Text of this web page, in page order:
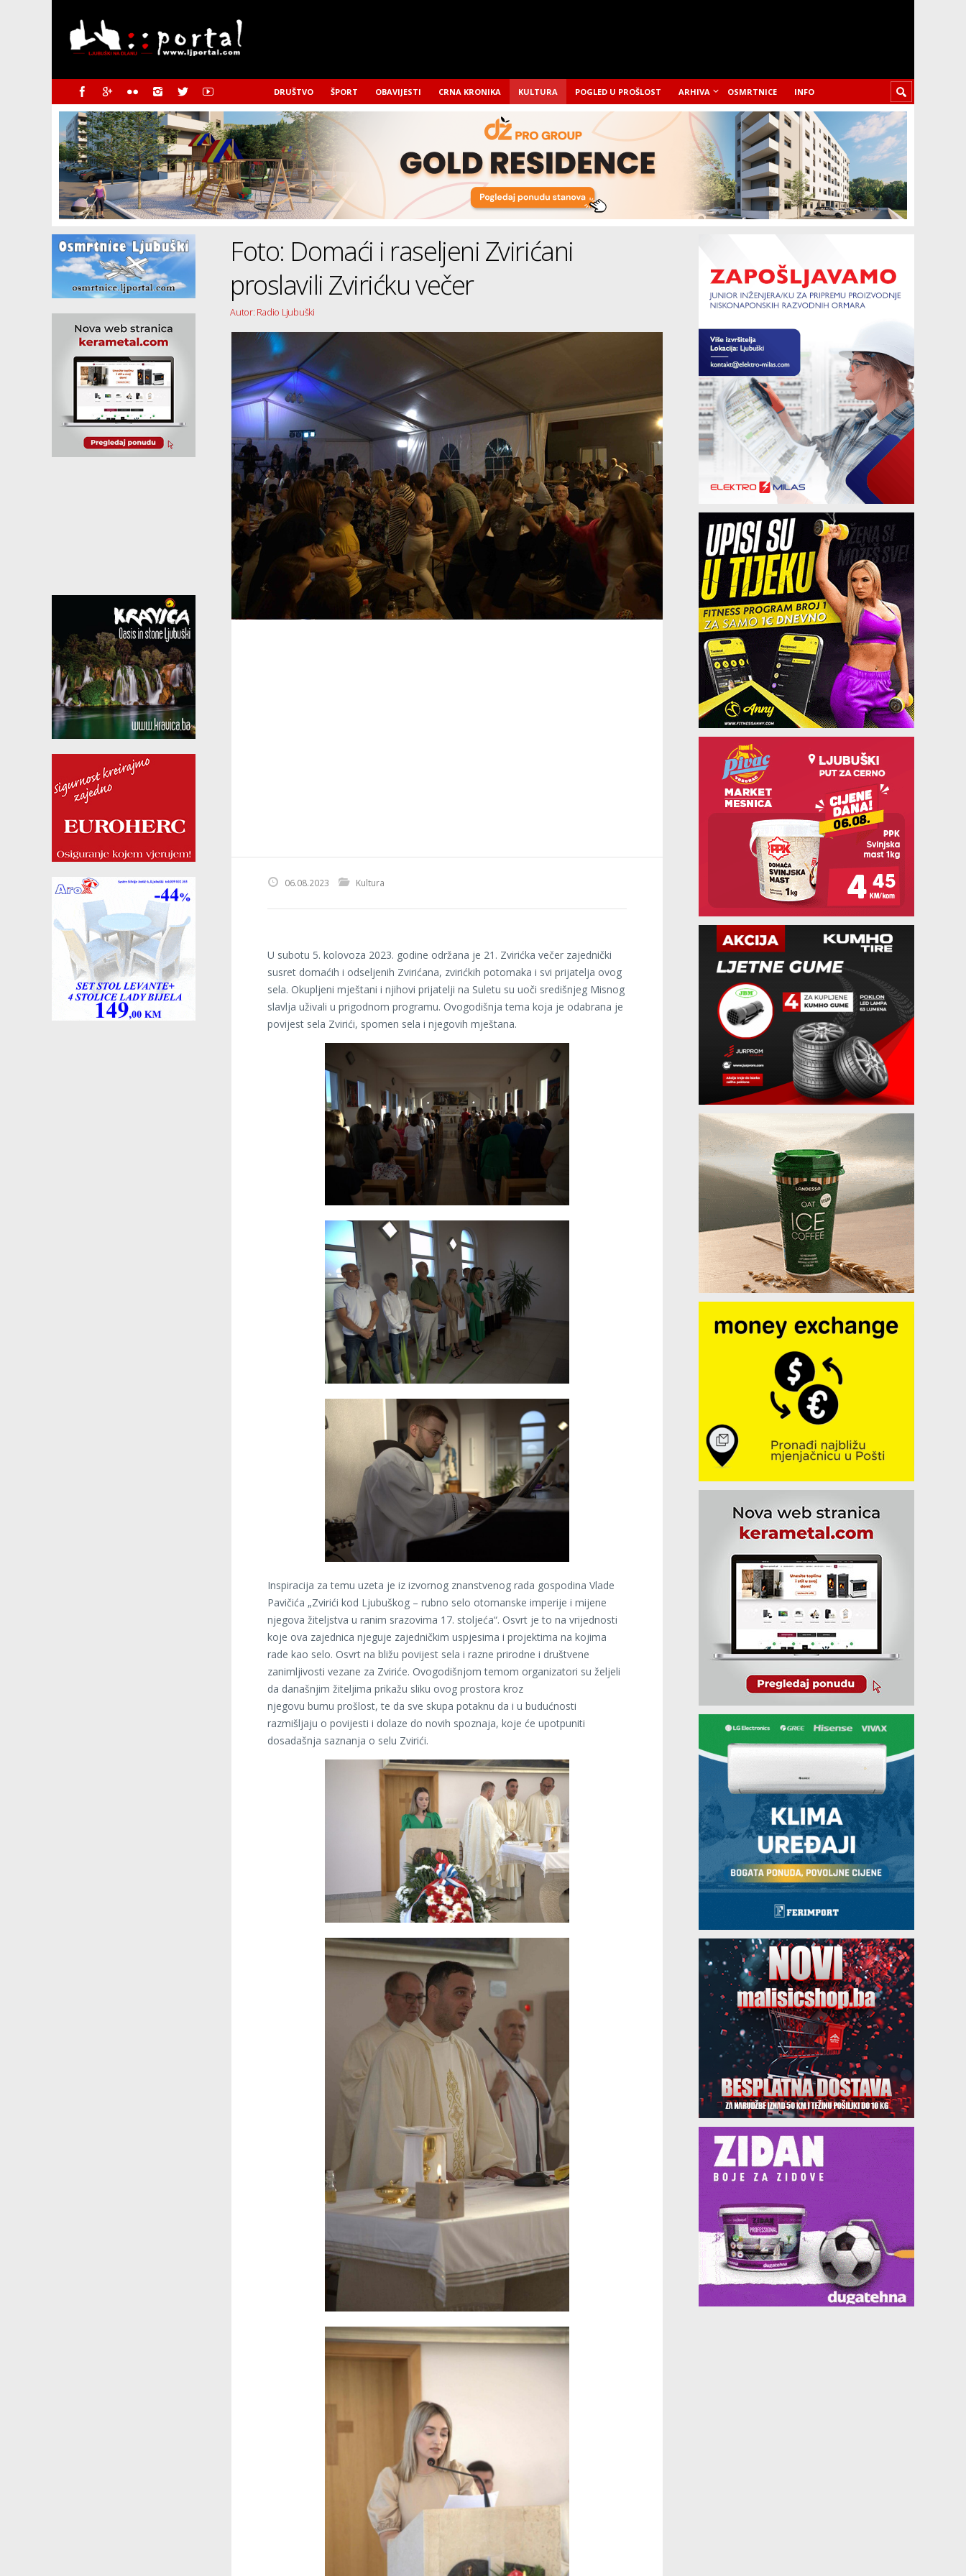
DRUŠTVO ŠPORT OBAVIJESTI CRNA KRONIKA KULTURA POGLED U PROŠLOST ARHIVA OSMRTNICE INFO
Foto: Domaći i raseljeni Zvirićani
proslavili Zvirićku večer
Autor: Radio Ljubuški
06.08.2023 Kultura
U subotu 5. kolovoza 2023. godine održana je 21. Zvirićka večer zajednički
susret domaćih i odseljenih Zvirićana, zvirićkih potomaka i svi prijatelja ovog
sela. Okupljeni mještani i njihovi prijatelji na Suletu su uoči središnjeg Misnog
slavlja uživali u prigodnom programu. Ovogodišnja tema koja je odabrana je
povijest sela Zvirići, spomen sela i njegovih mještana.
Inspiracija za temu uzeta je iz izvornog znanstvenog rada gospodina Vlade
Pavičića „Zvirići kod Ljubuškog – rubno selo otomanske imperije i mijene
njegova žiteljstva u ranim srazovima 17. stoljeća“. Osvrt je to na vrijednosti
koje ova zajednica njeguje zajedničkim uspjesima i projektima na kojima
rade kao selo. Osvrt na bližu povijest sela i razne prirodne i društvene
zanimljivosti vezane za Zviriće. Ovogodišnjom temom organizatori su željeli
da današnjim žiteljima prikažu sliku ovog prostora kroz
njegovu burnu prošlost, te da sve skupa potaknu da i u budućnosti
razmišljaju o povijesti i dolaze do novih spoznaja, koje će upotpuniti
dosadašnja saznanja o selu Zvirići.